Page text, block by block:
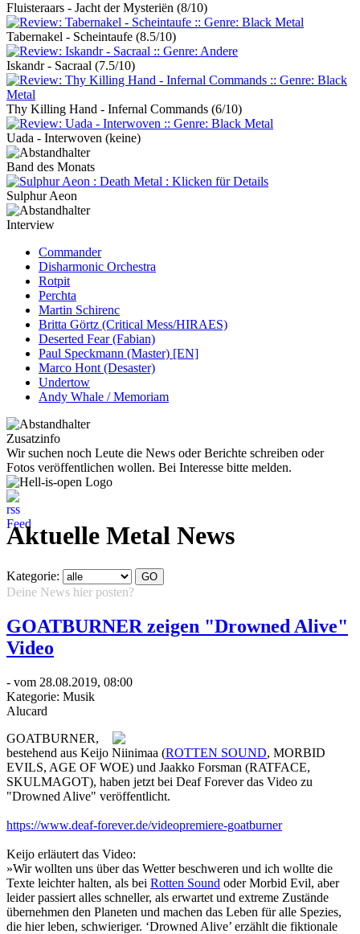
Fluisteraars - Jacht der Mysteriën (8/10)
Tabernakel - Scheintaufe (8.5/10)
Iskandr - Sacraal (7.5/10)
Thy Killing Hand - Infernal Commands (6/10)
Uada - Interwoven (keine)
Band des Monats
Sulphur Aeon
Interview
Commander
Disharmonic Orchestra
Rotpit
Perchta
Martin Schirenc
Britta Görtz (Critical Mess/HIRAES)
Deserted Fear (Fabian)
Paul Speckmann (Master) [EN]
Marco Hont (Desaster)
Undertow
Andy Whale / Memoriam
Zusatzinfo
Wir suchen noch Leute die News oder Berichte schreiben oder
Fotos veröffentlichen wollen. Bei Interesse bitte melden.
Aktuelle Metal News
Kategorie:
Deine News hier posten?
GOATBURNER zeigen "Drowned Alive"
Video
- vom 28.08.2019, 08:00
Kategorie: Musik
Alucard
GOATBURNER,
bestehend aus Keijo Niinimaa (ROTTEN SOUND, MORBID
EVILS, AGE OF WOE) und Jaakko Forsman (RATFACE,
SKULMAGOT), haben jetzt bei Deaf Forever das Video zu
"Drowned Alive" veröffentlicht.
https://www.deaf-forever.de/videopremiere-goatburner
Keijo erläutert das Video:
»Wir wollten uns über das Wetter beschweren und ich wollte die
Texte leichter halten, als bei Rotten Sound oder Morbid Evil, aber
leider passiert alles schneller, als erwartet und extreme Zustände
übernehmen den Planeten und machen das Leben für alle Spezies,
die hier leben, schwieriger. ‘Drowned Alive’ erzählt die fiktionale